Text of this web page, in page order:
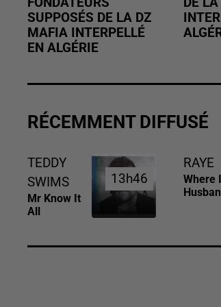
SUPPOSÉS DE LA DZ
MAFIA INTERPELLÉ
EN ALGÉRIE
RÉCEMMENT DIFFUSÉ
TEDDY
SWIMS
Mr Know It
All
13h46
13h46
RAYE
Where